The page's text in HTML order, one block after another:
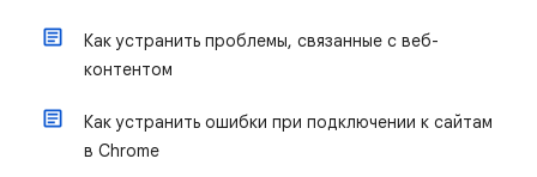
Как устранить проблемы, связанные с веб-
контентом
Как устранить ошибки при подключении к сайтам
в Chrome